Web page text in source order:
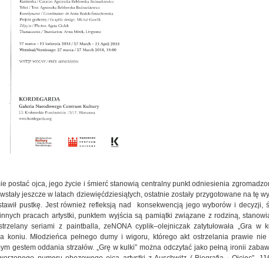
ojca, jego życie i śmierć stanowią centralny punkt odniesienia
jeszcze w latach dziewięćdziesiątych, ostatnie zostały przygotowane na tę
pustkę. Jest również refleksją nad konsekwencją jego wyborów i decyzji,
pracach artystki, punktem wyjścia są pamiątki związane z rodziną,
seriami z paintballa, zeNONA cyplik–olejniczak zatytułowała „Gra
koniu. Młodzieńca pełnego dumy i wigoru, którego akt ostrzelania prawie
gestem oddania strzałów. „Grę w kulki” można odczytać jako pełną ironii